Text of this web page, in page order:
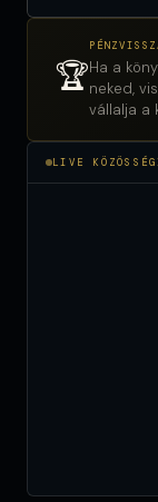
🏆Ha a
neked,
vállalja a
LIVE